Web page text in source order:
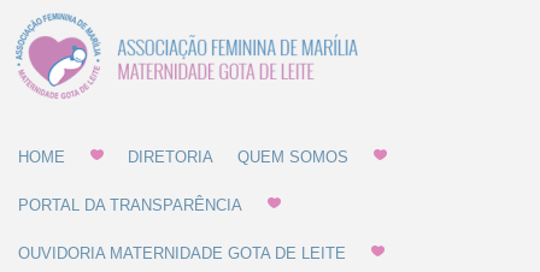
Estatuto
HOME DIRETORIA QUEM SOMOS
PORTAL DA TRANSPARÊNCIA
OUVIDORIA MATERNIDADE GOTA DE LEITE